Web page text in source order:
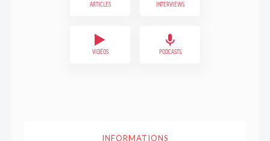
ARTICLES INTERVIEWS
VIDÉOS PODCASTS